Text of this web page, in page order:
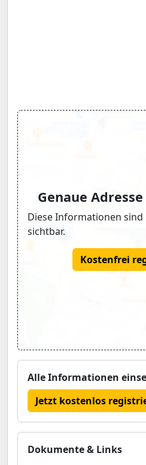
Genaue
Diese Informationen
sichtbar.
Kostenfrei
Alle Informationen
Jetzt kostenlos
Dokumente & Links